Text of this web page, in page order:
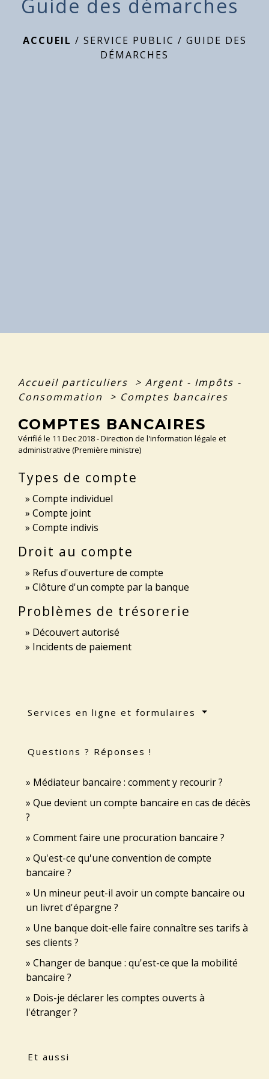
Guide des démarches
ACCUEIL / SERVICE PUBLIC / GUIDE DES
DÉMARCHES
Accueil particuliers > Argent - Impôts -
Consommation
> Comptes bancaires
COMPTES BANCAIRES
Vérifié le 11 Dec 2018 - Direction de l'information légale et
administrative (Première ministre)
Types de compte
Compte individuel
Compte joint
Compte indivis
Droit au compte
Refus d'ouverture de compte
Clôture d'un compte par la banque
Problèmes de trésorerie
Découvert autorisé
Incidents de paiement
Services en ligne et formulaires
Questions ? Réponses !
Médiateur bancaire : comment y recourir ?
Que devient un compte bancaire en cas de décès
?
Comment faire une procuration bancaire ?
Qu'est-ce qu'une convention de compte
bancaire ?
Un mineur peut-il avoir un compte bancaire ou
un livret d'épargne ?
Une banque doit-elle faire connaître ses tarifs à
ses clients ?
Changer de banque : qu'est-ce que la mobilité
bancaire ?
Dois-je déclarer les comptes ouverts à
l'étranger ?
Et aussi